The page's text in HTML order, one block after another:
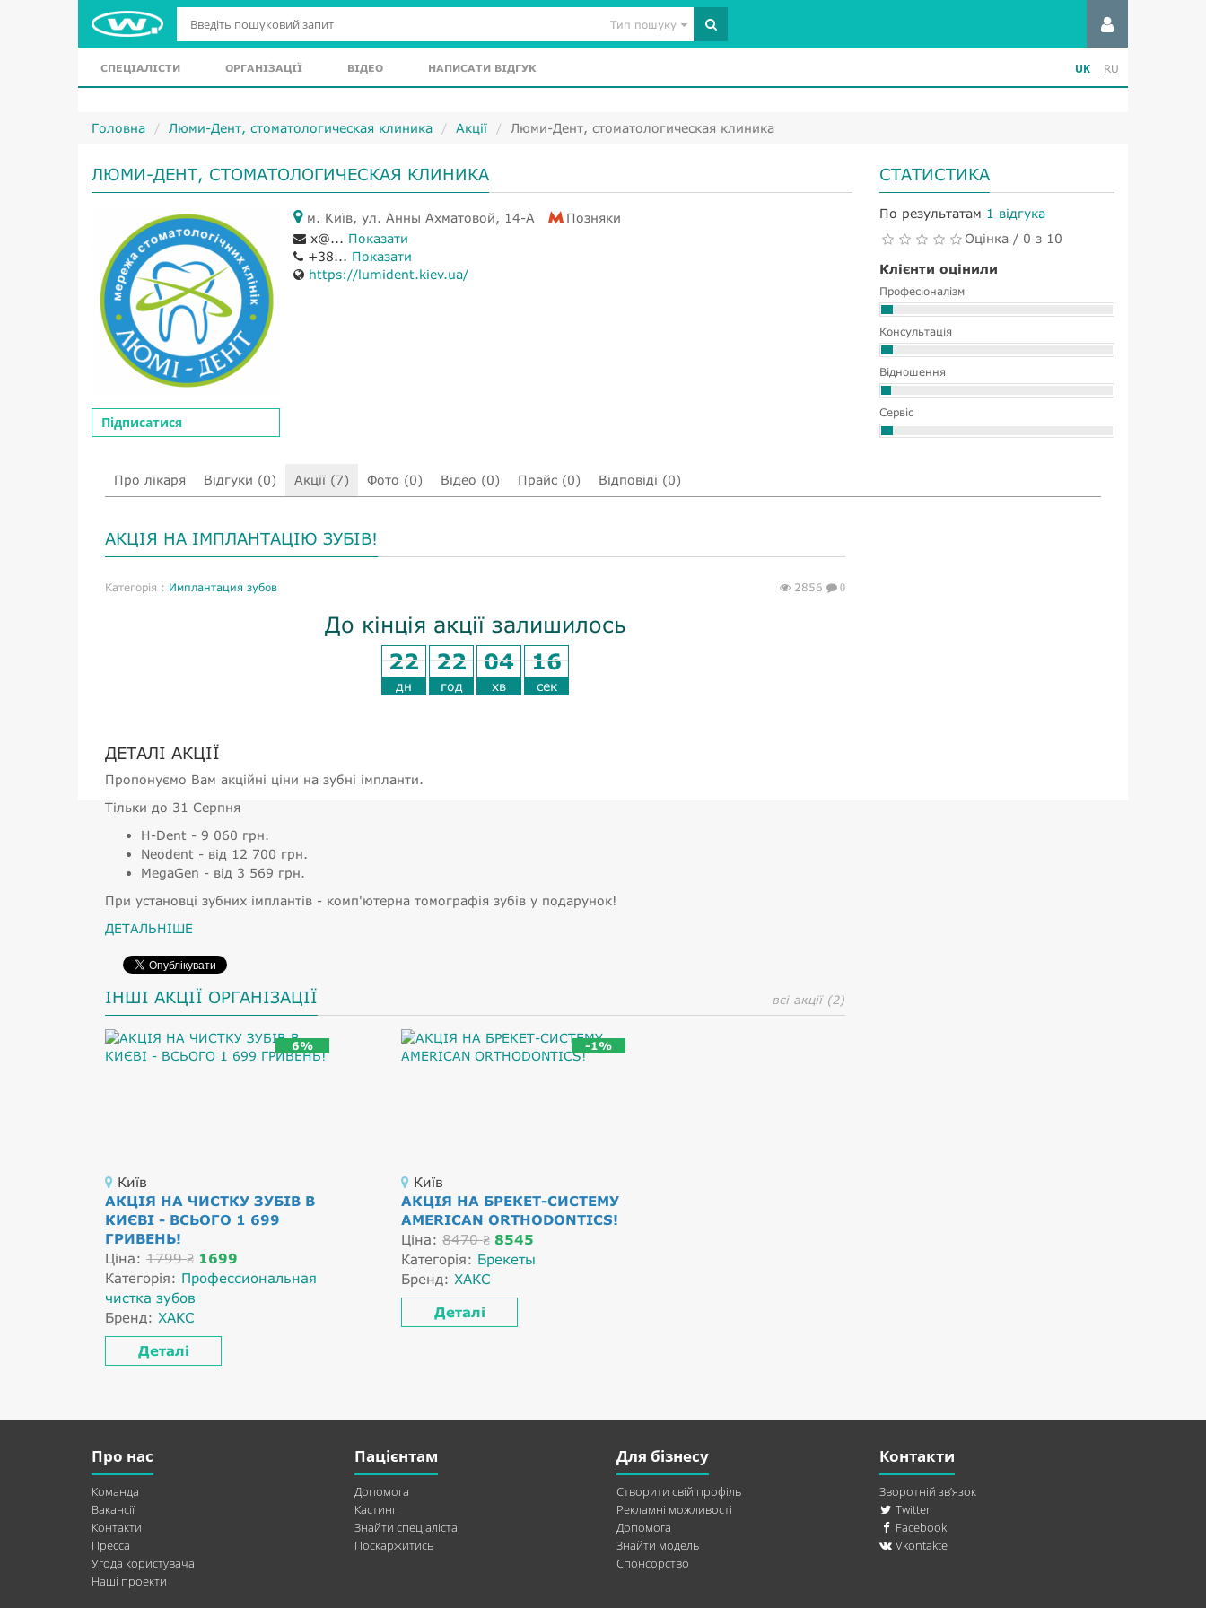
Тип пошуку
СПЕЦІАЛІСТИ ОРГАНІЗАЦІЇ ВІДЕО НАПИСАТИ ВІДГУК UK RU
Головна Люми-Дент, стоматологическая клиника Акції Люми-Дент, стоматологическая клиника
ЛЮМИ-ДЕНТ, СТОМАТОЛОГИЧЕСКАЯ КЛИНИКА
Підписатися
м. Київ, ул. Анны Ахматовой, 14-А
Позняки
x@... Показати
+38... Показати
https://lumident.kiev.ua/
СТАТИСТИКА
По результатам 1 відгука
Оцінка / 0 з 10
Клієнти оцінили
Професіоналізм
Консультація
Відношення
Сервіс
Про лікаря Відгуки (0) Акції (7) Фото (0) Відео (0) Прайс (0) Відповіді (0)
АКЦІЯ НА ІМПЛАНТАЦІЮ ЗУБІВ!
Категорія : Имплантация зубов 2856 0
До кінція акції залишилось
22
дн
22
год
04
хв
16
сек
ДЕТАЛІ АКЦІЇ
Пропонуємо Вам акційні ціни на зубні імпланти.
Тільки до 31 Серпня
H-Dent - 9 060 грн.
Neodent - від 12 700 грн.
MegaGen - від 3 569 грн.
При установці зубних імплантів - комп'ютерна томографія зубів у подарунок!
ДЕТАЛЬНІШЕ
ІНШІ АКЦІЇ ОРГАНІЗАЦІЇ всі акції (2)
6%
Київ
АКЦІЯ НА ЧИСТКУ ЗУБІВ В
КИЄВІ - ВСЬОГО 1 699
ГРИВЕНЬ!
Ціна: 1799₴ 1699
Категорія: Профессиональная
чистка зубов
Бренд: ХАКС
Деталі
-1%
Київ
АКЦІЯ НА БРЕКЕТ-СИСТЕМУ
AMERICAN ORTHODONTICS!
Ціна: 8470₴ 8545
Категорія: Брекеты
Бренд: ХАКС
Деталі
Про нас
Команда
Вакансії
Контакти
Пресса
Угода користувача
Наші проекти
Пацієнтам
Допомога
Кастинг
Знайти спеціаліста
Поскаржитись
Для бізнесу
Створити свій профіль
Рекламні можливості
Допомога
Знайти модель
Спонсорство
Контакти
Зворотній зв’язок
Twitter
Facebook
Vkontakte